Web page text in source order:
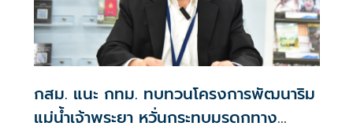
กสม. แนะ กทม. ทบทวนโครงการพัฒนาริม
แม่น้ำเจ้าพระยา หวั่นกระทบมรดกทาง